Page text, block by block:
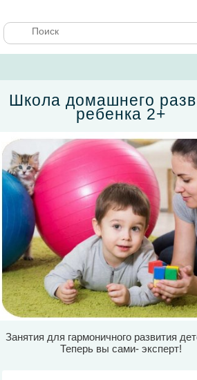
Школа домашнего
ребенка 2+
Занятия для гармоничного развития
Теперь вы сами- эксперт!